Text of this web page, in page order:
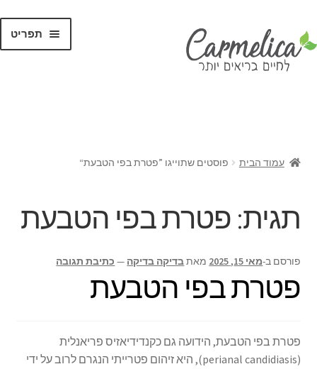
תפריט
עמוד הבית פוסטים שתוייגו ”פטרת בפי הטבעת“
תגית: פטרת בפי הטבעת
פורסם ב-מאי 15, 2025 מאתבדיקה בדיקה — כתיבת תגובה
פטרת בפי הטבעת
פטרת בפי הטבעת, הידועה גם כקנדידיאזיס פריאנלית
(perianal candidiasis), היא זיהום פטרייתי הנגרם לרוב על ידי